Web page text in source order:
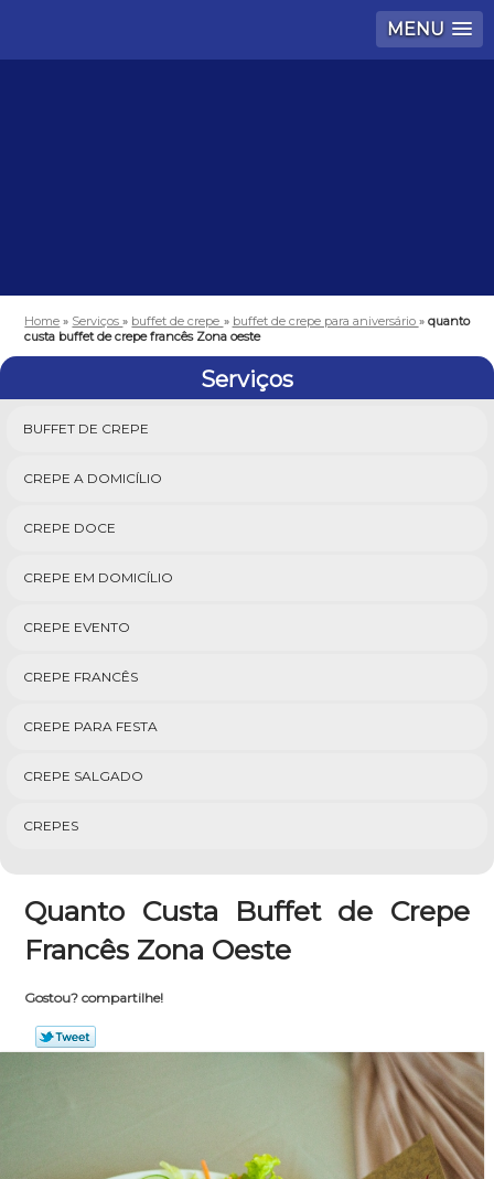
MENU
Home » Serviços» buffet de crepe » buffet de crepe para aniversário » quanto
custa buffet de crepe francês Zona oeste
Serviços
BUFFET DE CREPE
CREPE A DOMICÍLIO
CREPE DOCE
CREPE EM DOMICÍLIO
CREPE EVENTO
CREPE FRANCÊS
CREPE PARA FESTA
CREPE SALGADO
CREPES
Quanto Custa Buffet de Crepe
Francês Zona Oeste
Gostou? compartilhe!